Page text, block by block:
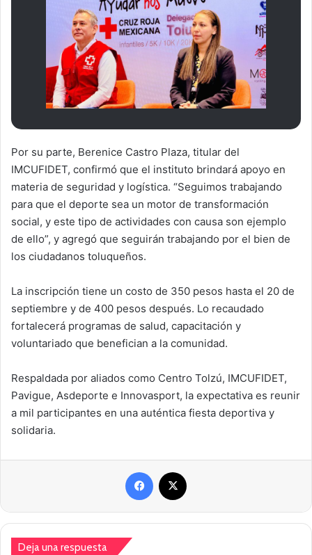
Por su parte, Berenice Castro Plaza, titular del
IMCUFIDET, confirmó que el instituto brindará apoyo en
materia de seguridad y logística. “Seguimos trabajando
para que el deporte sea un motor de transformación
social, y este tipo de actividades con causa son ejemplo
de ello”, y agregó que seguirán trabajando por el bien de
los ciudadanos toluqueños.
La inscripción tiene un costo de 350 pesos hasta el 20 de
septiembre y de 400 pesos después. Lo recaudado
fortalecerá programas de salud, capacitación y
voluntariado que benefician a la comunidad.
Respaldada por aliados como Centro Tolzú, IMCUFIDET,
Pavigue, Asdeporte e Innovasport, la expectativa es reunir
a mil participantes en una auténtica fiesta deportiva y
solidaria.
Facebook
Deja una respuesta